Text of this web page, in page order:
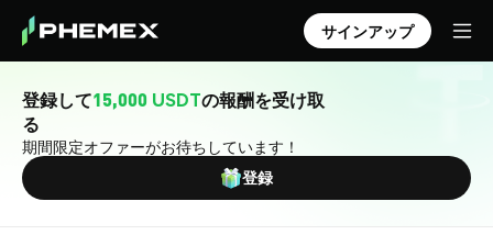
サインアップ
登録して15,000 USDTの報酬を受け取
る
期間限定オファーがお待ちしています！
登録